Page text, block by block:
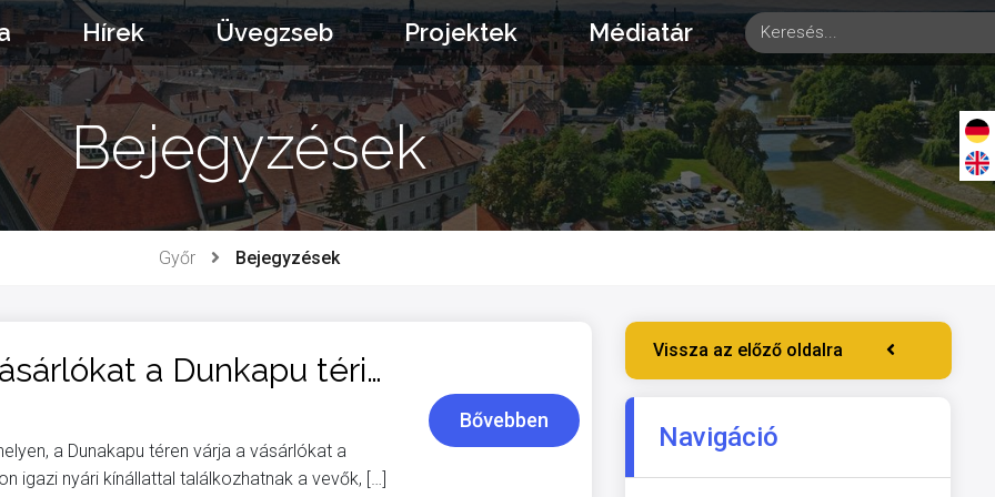
Hírek Üvegzseb Projektek Médiatár
Bejegyzések
Győr Bejegyzések
Szombaton is várja a vásárlókat a Dunkapu téri piac
a Dunakapu téren várja a vásárlókat a
igazi nyári kínállattal találkozhatnak a vevők, […]
Bővebben
Vissza az előző oldalra
Navigáció